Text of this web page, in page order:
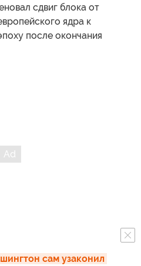
сдвиг блока от
ядра к
после окончания
сам узаконил